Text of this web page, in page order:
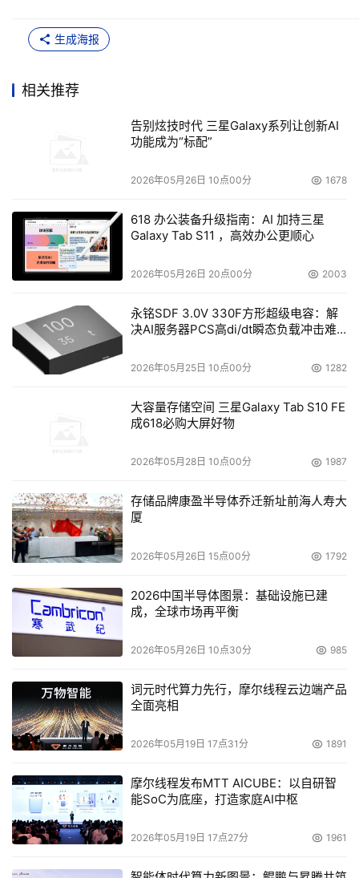
生成海报
相关推荐
告别炫技时代 三星Galaxy系列让创新AI
功能成为“标配”
2026年05月26日 10点00分 1678
618 办公装备升级指南：AI 加持三星
Galaxy Tab S11 ，高效办公更顺心
2026年05月26日 20点00分 2003
永铭SDF 3.0V 330F方形超级电容：解
决AI服务器PCS高di/dt瞬态负载冲击难
2026年05月25日 10点00分 1282
大容量存储空间 三星Galaxy Tab S10 FE
成618必购大屏好物
2026年05月28日 10点00分 1987
存储品牌康盈半导体乔迁新址前海人寿大
厦
2026年05月26日 15点00分 1792
2026中国半导体图景：基础设施已建
成，全球市场再平衡
2026年05月26日 10点30分 985
词元时代算力先行，摩尔线程云边端产品
全面亮相
2026年05月19日 17点31分 1891
摩尔线程发布MTT AICUBE：以自研智
能SoC为底座，打造家庭AI中枢
2026年05月19日 17点27分 1961